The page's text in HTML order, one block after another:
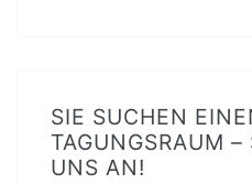
SIE SUCHEN
TAGUNGSRAUM –
UNS AN!